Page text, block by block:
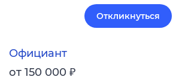
Откликнуться
Официант
от 150 000 ₽